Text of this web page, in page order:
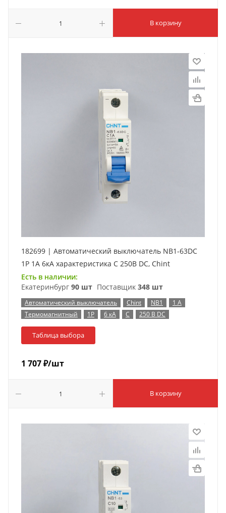
В корзину
182699 | Автоматический выключатель NB1-63DC
1P 1А 6кА характеристика C 250В DC, Chint
Есть в наличии:
Екатеринбург 90 шт Поставщик 348 шт
Автоматический выключатель Chint NB1
1 А
Термомагнитный
1P 6 кА C 250 В DC
Таблица выбора
1 707₽/шт
В корзину